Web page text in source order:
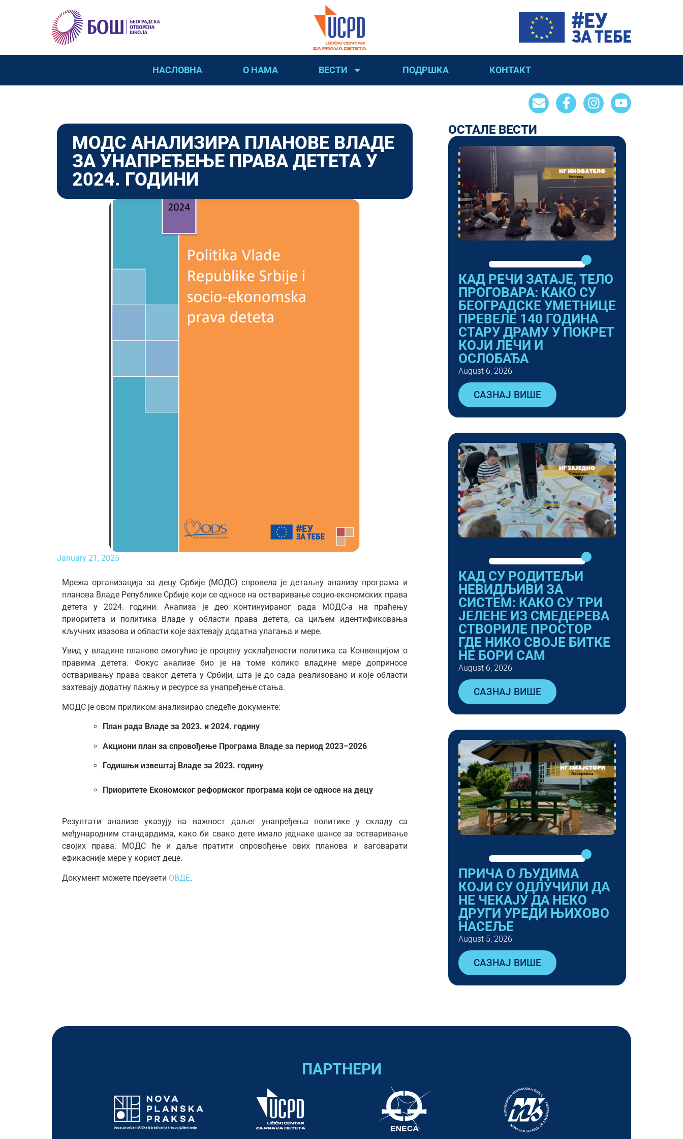
НАСЛОВНА О НАМА ВЕСТИ ПОДРШКА КОНТАКТ
МОДС АНАЛИЗИРА ПЛАНОВЕ ВЛАДЕ
ЗА УНАПРЕЂЕЊЕ ПРАВА ДЕТЕТА У
2024. ГОДИНИ
January 21, 2025
Мрежа организација за децу Србије (МОДС) спровела је детаљну анализу програма и
планова Владе Републике Србије који се односе на остваривање социо-економских права
детета у 2024. години. Анализа је део континуираног рада МОДС-а на праћењу
приоритета и политика Владе у области права детета, са циљем идентификовања
кључних изазова и области које захтевају додатна улагања и мере.
Увид у владине планове омогућио је процену усклађености политика са Конвенцијом о
правима детета. Фокус анализе био је на томе колико владине мере доприносе
остваривању права сваког детета у Србији, шта је до сада реализовано и које области
захтевају додатну пажњу и ресурсе за унапређење стања.
МОДС је овом приликом анализирао следеће документе:
План рада Владе за 2023. и 2024. годину
Акциони план за спровођење Програма Владе за период 2023–2026
Годишњи извештај Владе за 2023. годину
Приоритете Економског реформског програма који се односе на децу
Резултати анализе указују на важност даљег унапређења политике у складу са
међународним стандардима, како би свако дете имало једнаке шансе за остваривање
својих права. МОДС ће и даље пратити спровођење ових планова и заговарати
ефикасније мере у корист деце.
Документ можете преузети ОВДЕ.
ОСТАЛЕ ВЕСТИ
КАД РЕЧИ ЗАТАЈЕ, ТЕЛО
ПРОГОВАРА: КАКО СУ
БЕОГРАДСКЕ УМЕТНИЦЕ
ПРЕВЕЛЕ 140 ГОДИНА
СТАРУ ДРАМУ У ПОКРЕТ
КОЈИ ЛЕЧИ И
ОСЛОБАЂА
August 6, 2026
САЗНАЈ ВИШЕ
КАД СУ РОДИТЕЉИ
НЕВИДЉИВИ ЗА
СИСТЕМ: КАКО СУ ТРИ
ЈЕЛЕНЕ ИЗ СМЕДЕРЕВА
СТВОРИЛЕ ПРОСТОР
ГДЕ НИКО СВОЈЕ БИТКЕ
НЕ БОРИ САМ
August 6, 2026
САЗНАЈ ВИШЕ
ПРИЧА О ЉУДИМА
КОЈИ СУ ОДЛУЧИЛИ ДА
НЕ ЧЕКАЈУ ДА НЕКО
ДРУГИ УРЕДИ ЊИХОВО
НАСЕЉЕ
August 5, 2026
САЗНАЈ ВИШЕ
ПАРТНЕРИ